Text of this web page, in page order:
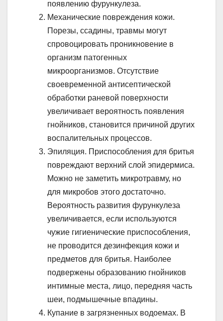
появлению фурункулеза.
Механические повреждения кожи.
Порезы, ссадины, травмы могут
спровоцировать проникновение в
организм патогенных
микроорганизмов. Отсутствие
своевременной антисептической
обработки раневой поверхности
увеличивает вероятность появления
гнойников, становится причиной других
воспалительных процессов.
Эпиляция. Приспособления для бритья
повреждают верхний слой эпидермиса.
Можно не заметить микротравму, но
для микробов этого достаточно.
Вероятность развития фурункулеза
увеличивается, если используются
чужие гигиенические приспособления,
не проводится дезинфекция кожи и
предметов для бритья. Наиболее
подвержены образованию гнойников
интимные места, лицо, передняя часть
шеи, подмышечные впадины.
Купание в загрязненных водоемах. В